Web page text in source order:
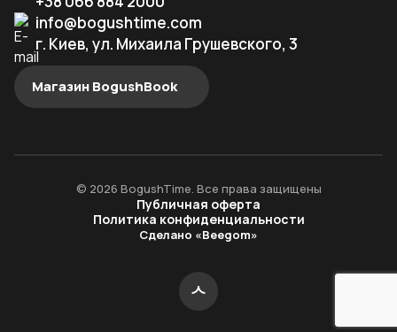
info@bogushtime.com
г. Киев, ул. Михаила Грушевского, 3
Магазин BogushBook
© 2026 BogushTime. Все права защищены
Публичная оферта
Политика конфиденциальности
Сделано «Beegom»